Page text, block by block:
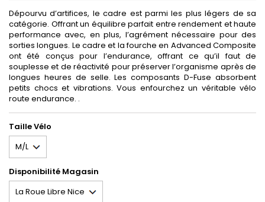
Dépourvu d’artifices, le cadre est parmi les plus légers de sa
catégorie. Offrant un équilibre parfait entre rendement et haute
performance avec, en plus, l’agrément nécessaire pour des
sorties longues. Le cadre et la fourche en Advanced Composite
ont été conçus pour l’endurance, offrant ce qu’il faut de
souplesse et de réactivité pour préserver l’organisme après de
longues heures de selle. Les composants D-Fuse absorbent
petits chocs et vibrations. Vous enfourchez un véritable vélo
route endurance. .
Taille Vélo
Disponibilité Magasin